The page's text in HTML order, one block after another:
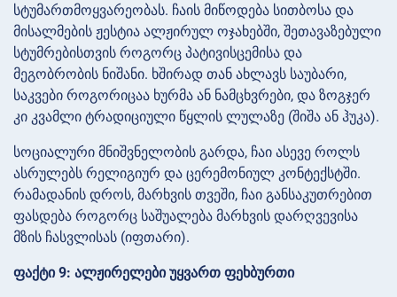
სტუმართმოყვარეობას. ჩაის მიწოდება სითბოსა და
მისალმების ჟესტია ალჟირულ ოჯახებში, შეთავაზებული
სტუმრებისთვის როგორც პატივისცემისა და
მეგობრობის ნიშანი. ხშირად თან ახლავს საუბარი,
საკვები როგორიცაა ხურმა ან ნამცხვრები, და ზოგჯერ
კი კვამლი ტრადიციული წყლის ლულაზე (შიშა ან ჰუკა).
სოციალური მნიშვნელობის გარდა, ჩაი ასევე როლს
ასრულებს რელიგიურ და ცერემონიულ კონტექსტში.
რამადანის დროს, მარხვის თვეში, ჩაი განსაკუთრებით
ფასდება როგორც საშუალება მარხვის დარღვევისა
მზის ჩასვლისას (იფთარი).
ფაქტი 9: ალჟირელები უყვართ ფეხბურთი